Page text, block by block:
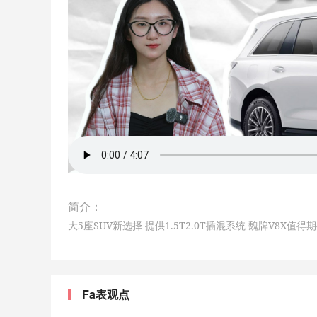
简介：
大5座SUV新选择 提供1.5T2.0T插混系统 魏牌V8X值得
Fa表观点